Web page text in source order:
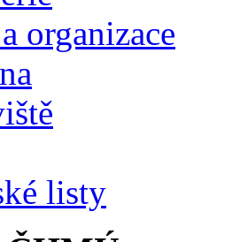
organizace
listy